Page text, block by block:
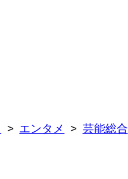
エンタメ 芸能総合